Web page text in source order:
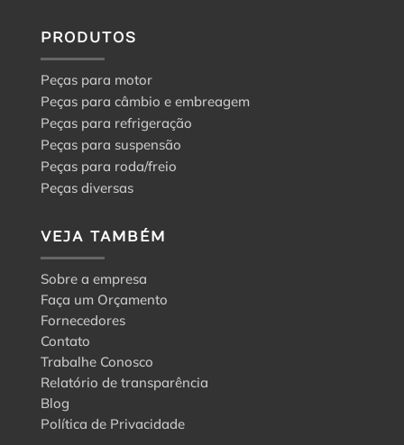
PRODUTOS
Peças para motor
Peças para câmbio e embreagem
Peças para refrigeração
Peças para suspensão
Peças para roda/freio
Peças diversas
VEJA TAMBÉM
Sobre a empresa
Faça um Orçamento
Fornecedores
Contato
Trabalhe Conosco
Relatório de transparência
Blog
Política de Privacidade